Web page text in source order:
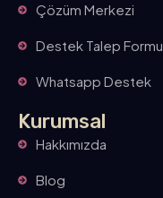
Çözüm Merkezi
Destek Talep Formu
Whatsapp Destek
Kurumsal
Hakkımızda
Blog